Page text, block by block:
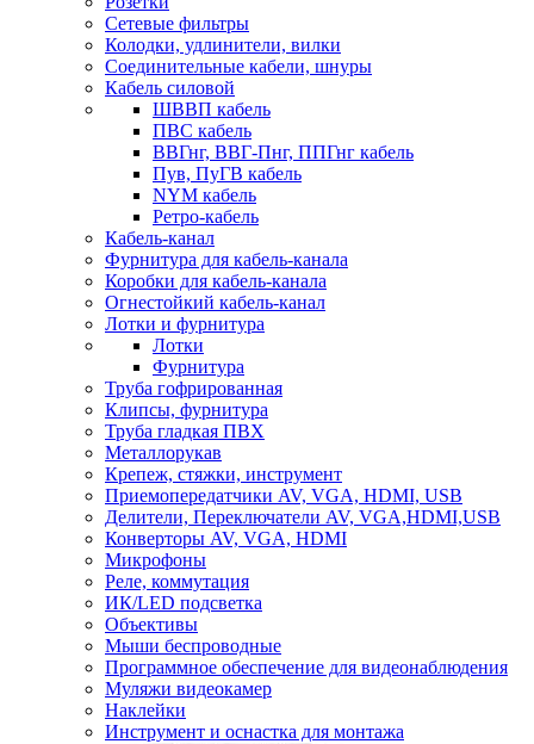
Сетевые фильтры
Колодки, удлинители, вилки
Соединительные кабели, шнуры
Кабель силовой
ШВВП кабель
ПВС кабель
ВВГнг, ВВГ-Пнг, ППГнг кабель
Пув, ПуГВ кабель
NYM кабель
Ретро-кабель
Кабель-канал
Фурнитура для кабель-канала
Коробки для кабель-канала
Огнестойкий кабель-канал
Лотки и фурнитура
Лотки
Фурнитура
Труба гофрированная
Клипсы, фурнитура
Труба гладкая ПВХ
Металлорукав
Крепеж, стяжки, инструмент
Приемопередатчики AV, VGA, HDMI, USB
Делители, Переключатели AV, VGA,HDMI,USB
Конверторы AV, VGA, HDMI
Микрофоны
Реле, коммутация
ИК/LED подсветка
Объективы
Мыши беспроводные
Программное обеспечение для видеонаблюдения
Муляжи видеокамер
Наклейки
Инструмент и оснастка для монтажа